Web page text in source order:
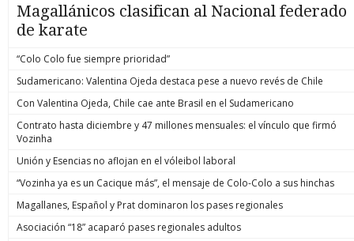
Magallánicos clasifican al Nacional federado
de karate
“Colo Colo fue siempre prioridad”
Sudamericano: Valentina Ojeda destaca pese a nuevo revés de Chile
Con Valentina Ojeda, Chile cae ante Brasil en el Sudamericano
Contrato hasta diciembre y 47 millones mensuales: el vínculo que firmó
Vozinha
Unión y Esencias no aflojan en el vóleibol laboral
“Vozinha ya es un Cacique más”, el mensaje de Colo-Colo a sus hinchas
Magallanes, Español y Prat dominaron los pases regionales
Asociación “18” acaparó pases regionales adultos